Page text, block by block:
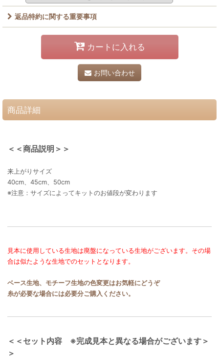
返品特約に関する重要事項
カートに入れる
お問い合わせ
商品詳細
＜＜商品説明＞＞
来上がりサイズ
40cm、45cm、50cm
※注意：サイズによってキットのお値段が変わります
見本に使用している生地は廃盤になっている生地がございます。その場
合は似たような生地でのセットとなります。
ベース生地、モチーフ生地の色変更はお気軽にどうぞ
糸が必要な場合には必要分ご購入ください。
＜＜セット内容 ※完成見本と異なる場合がございます＞
＞